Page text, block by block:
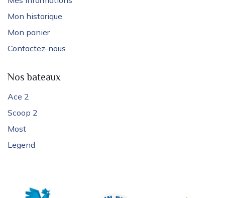
Mon historique
Mon panier
Contactez-nous
Nos bateaux
Ace 2
Scoop 2
Most
Legend